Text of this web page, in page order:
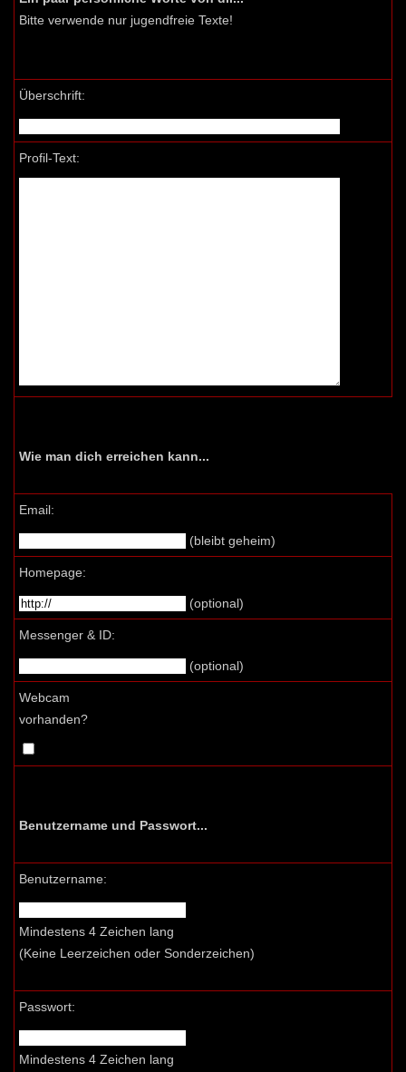
Bitte verwende nur jugendfreie Texte!
Überschrift:
Profil-Text:
Wie man dich erreichen kann...
Email:
(bleibt geheim)
Homepage:
(optional)
Messenger & ID:
(optional)
Webcam
vorhanden?
Benutzername und Passwort...
Benutzername:
Mindestens 4 Zeichen lang
(Keine Leerzeichen oder Sonderzeichen)
Passwort:
Mindestens 4 Zeichen lang